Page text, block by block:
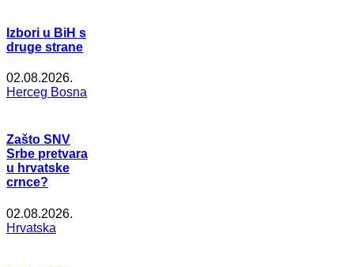
Izbori u BiH s
druge strane
02.08.2026.
Herceg Bosna
Zašto SNV
Srbe pretvara
u hrvatske
crnce?
02.08.2026.
Hrvatska